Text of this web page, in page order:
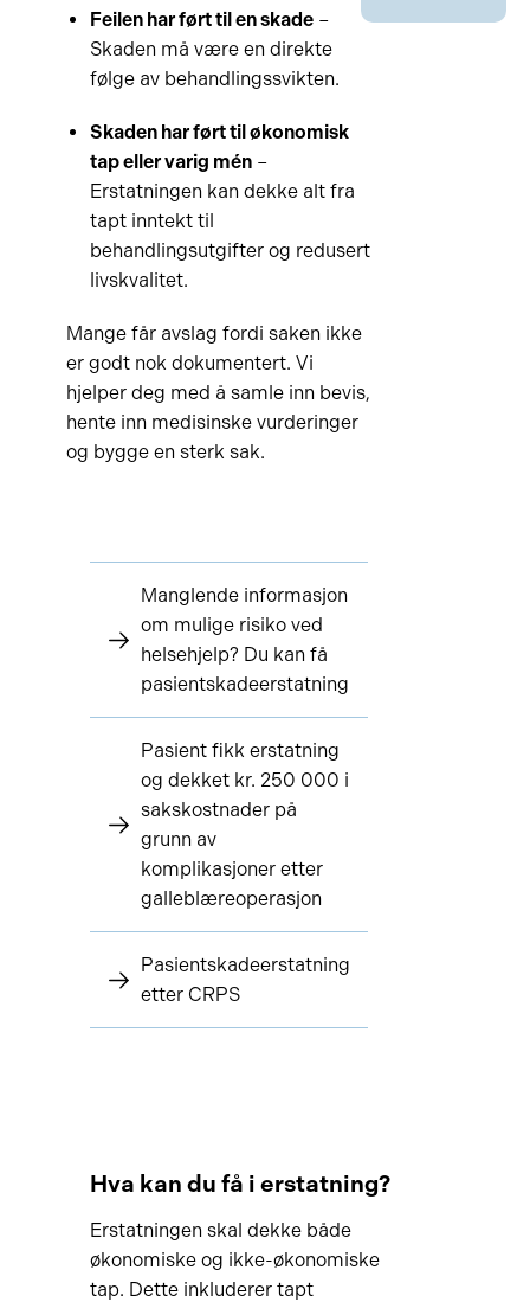
Feilen har ført til en skade–
Skaden må være en direkte
følge av behandlingssvikten.
Skaden har ført til økonomisk
tap eller varig mén–
Erstatningen kan dekke alt fra
tapt inntekt til
behandlingsutgifter og redusert
livskvalitet.
Mange får avslag fordi saken ikke
er godt nok dokumentert. Vi
hjelper deg med å samle inn bevis,
hente inn medisinske vurderinger
og bygge en sterk sak.
Manglende informasjon
om mulige risiko ved
helsehjelp? Du kan få
pasientskadeerstatning
Pasient fikk erstatning
og dekket kr. 250 000 i
sakskostnader på
grunn av
komplikasjoner etter
galleblæreoperasjon
Pasientskadeerstatning
etter CRPS
Hva kan du få i erstatning?
Erstatningen skal dekke både
økonomiske og ikke-økonomiske
tap. Dette inkluderer tapt